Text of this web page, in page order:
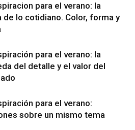
para el verano: la
de lo cotidiano. Color, forma y
para el verano: la
del detalle y el valor del
para el verano:
sobre un mismo tema